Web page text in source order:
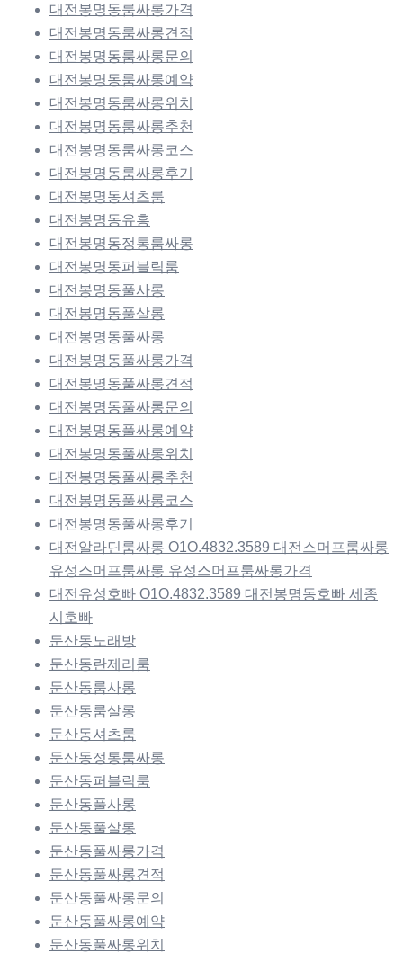
대전봉명동룸싸롱가격
대전봉명동룸싸롱견적
대전봉명동룸싸롱문의
대전봉명동룸싸롱예약
대전봉명동룸싸롱위치
대전봉명동룸싸롱추천
대전봉명동룸싸롱코스
대전봉명동룸싸롱후기
대전봉명동셔츠룸
대전봉명동유흥
대전봉명동정통룸싸롱
대전봉명동퍼블릭룸
대전봉명동풀사롱
대전봉명동풀살롱
대전봉명동풀싸롱
대전봉명동풀싸롱가격
대전봉명동풀싸롱견적
대전봉명동풀싸롱문의
대전봉명동풀싸롱예약
대전봉명동풀싸롱위치
대전봉명동풀싸롱추천
대전봉명동풀싸롱코스
대전봉명동풀싸롱후기
대전알라딘룸싸롱 O1O.4832.3589 대전스머프룸싸롱
유성스머프룸싸롱 유성스머프룸싸롱가격
대전유성호빠 O1O.4832.3589 대전봉명동호빠 세종
시호빠
둔산동노래방
둔산동란제리룸
둔산동룸사롱
둔산동룸살롱
둔산동셔츠룸
둔산동정통룸싸롱
둔산동퍼블릭룸
둔산동풀사롱
둔산동풀살롱
둔산동풀싸롱가격
둔산동풀싸롱견적
둔산동풀싸롱문의
둔산동풀싸롱예약
둔산동풀싸롱위치